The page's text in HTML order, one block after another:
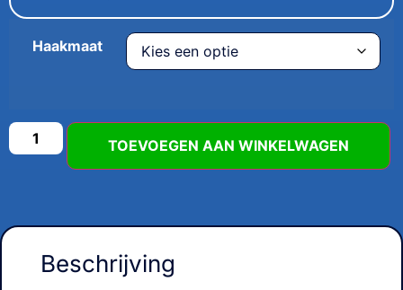
Haakmaat
TOEVOEGEN AAN WINKELWAGEN
Beschrijving